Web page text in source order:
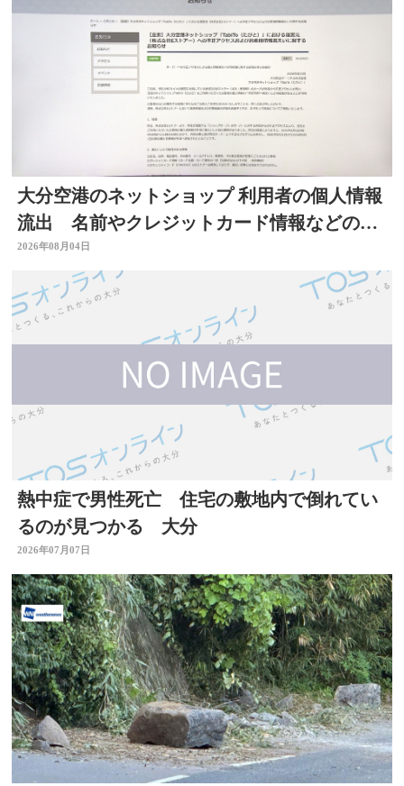
大分空港のネットショップ 利用者の個人情報
流出 名前やクレジットカード情報などの可
能性 大分
2026年08月04日
熱中症で男性死亡 住宅の敷地内で倒れてい
るのが見つかる 大分
2026年07月07日